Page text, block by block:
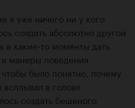
я уже ничего ни у кого
создать абсолютно другой
в какие-то моменты дать
манеры поведения
было понятно, почему
в голове
создать бешеного